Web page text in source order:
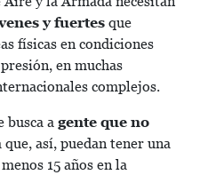
y fuertes que
físicas en condiciones
en muchas
complejos.
busca a gente que no
que, así, puedan tener una
15 años en la